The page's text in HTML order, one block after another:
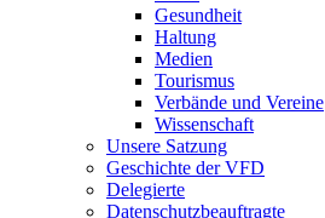
Gesundheit
Haltung
Medien
Tourismus
Verbände und Vereine
Wissenschaft
Unsere Satzung
Geschichte der VFD
Delegierte
Datenschutzbeauftragte